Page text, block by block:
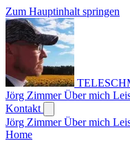
Zum Hauptinhalt springen
Jörg ZimmerÜber mich
Kontakt
Jörg ZimmerÜber mich
Home